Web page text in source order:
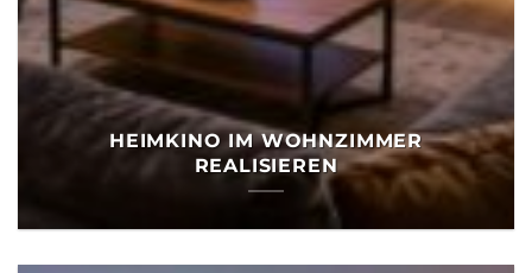
HEIMKINO IM WOHNZIMMER
REALISIEREN